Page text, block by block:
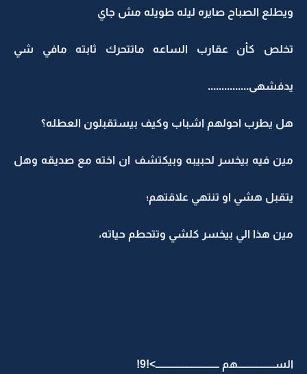
ويطلع الصباح صايره ليله طويله مش جاي
تخلص كأن عقارب الساعه ماتتحرك ثابته مافي شي
يدفشهى...............
هل يطرب احولهم اشباب وكيف بيستقبلون العطله؟
مين فيه بيخسر لحبيبه وبيكتشف ان اخته مع صديقه وهل
يتقبل هشي او تنتهي علاقتهم؛
مين هذا الي بيخسر كلشي وتتحطم حياته،
الســــــــــــــــــهم ـــــــــــــــــــــــــــــــ>!9!